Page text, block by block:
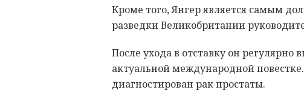
Кроме того, Янгер является самым
разведки Великобритании
После ухода в отставку он
актуальной международной
диагностирован рак простаты.